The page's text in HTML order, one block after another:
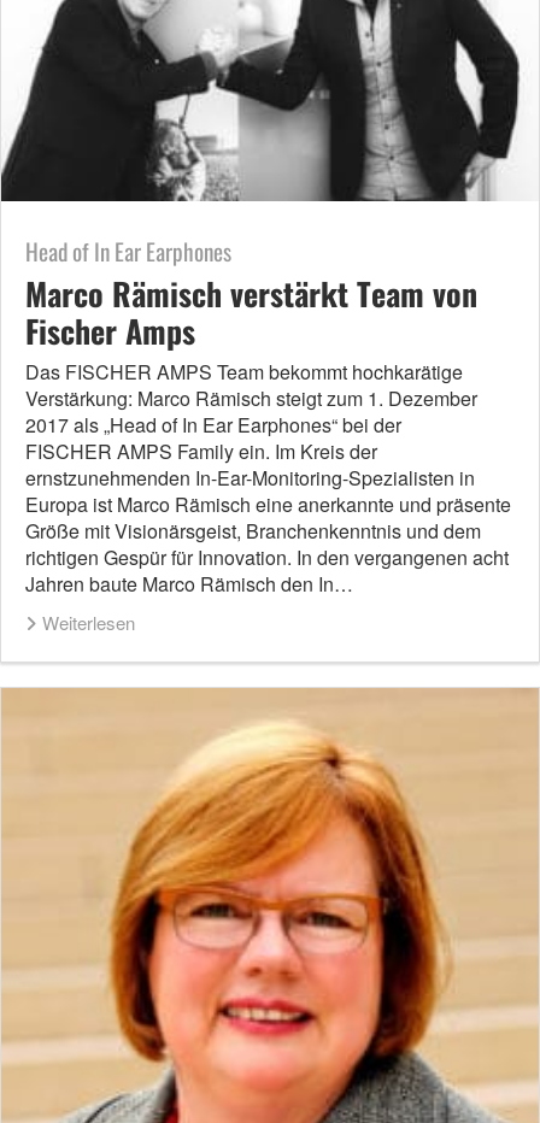
Head of In Ear Earphones
Marco Rämisch verstärkt Team von
Fischer Amps
Das FISCHER AMPS Team bekommt hochkarätige
Verstärkung: Marco Rämisch steigt zum 1. Dezember
2017 als „Head of In Ear Earphones“ bei der
FISCHER AMPS Family ein. Im Kreis der
ernstzunehmenden In-Ear-Monitoring-Spezialisten in
Europa ist Marco Rämisch eine anerkannte und präsente
Größe mit Visionärsgeist, Branchenkenntnis und dem
richtigen Gespür für Innovation. In den vergangenen acht
Jahren baute Marco Rämisch den In…
Weiterlesen